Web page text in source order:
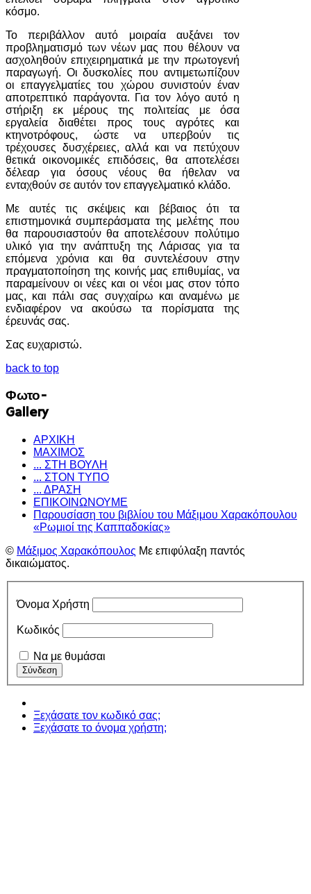
κόσμο.
Το περιβάλλον αυτό μοιραία αυξάνει τον
προβληματισμό των νέων μας που θέλουν να
ασχοληθούν επιχειρηματικά με την πρωτογενή
παραγωγή. Οι δυσκολίες που αντιμετωπίζουν
οι επαγγελματίες του χώρου συνιστούν έναν
αποτρεπτικό παράγοντα. Για τον λόγο αυτό η
στήριξη εκ μέρους της πολιτείας με όσα
εργαλεία διαθέτει προς τους αγρότες και
κτηνοτρόφους, ώστε να υπερβούν τις
τρέχουσες δυσχέρειες, αλλά και να πετύχουν
θετικά οικονομικές επιδόσεις, θα αποτελέσει
δέλεαρ για όσους νέους θα ήθελαν να
ενταχθούν σε αυτόν τον επαγγελματικό κλάδο.
Με αυτές τις σκέψεις και βέβαιος ότι τα
επιστημονικά συμπεράσματα της μελέτης που
θα παρουσιαστούν θα αποτελέσουν πολύτιμο
υλικό για την ανάπτυξη της Λάρισας για τα
επόμενα χρόνια και θα συντελέσουν στην
πραγματοποίηση της κοινής μας επιθυμίας, να
παραμείνουν οι νέες και οι νέοι μας στον τόπο
μας, και πάλι σας συγχαίρω και αναμένω με
ενδιαφέρον να ακούσω τα πορίσματα της
έρευνάς σας.
Σας ευχαριστώ.
back to top
Φωτο-
Gallery
ΑΡΧΙΚΗ
ΜΑΧΙΜΟΣ
... ΣΤΗ ΒΟΥΛΗ
... ΣΤΟΝ ΤΥΠΟ
... ΔΡΑΣΗ
ΕΠΙΚΟΙΝΩΝΟΥΜΕ
Παρουσίαση του βιβλίου του Μάξιμου Χαρακόπουλου
«Ρωμιοί της Καππαδοκίας»
© Μάξιμος Χαρακόπουλος Με επιφύλαξη παντός
δικαιώματος.
Όνομα Χρήστη
Κωδικός
Να με θυμάσαι
Ξεχάσατε τον κωδικό σας;
Ξεχάσατε το όνομα χρήστη;